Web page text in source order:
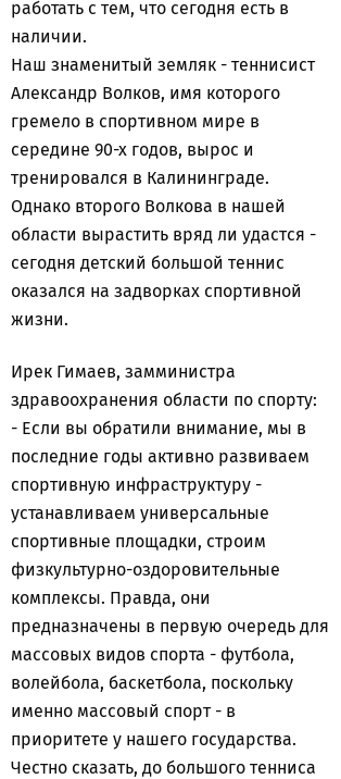
работать с тем, что сегодня есть в
наличии.
Наш знаменитый земляк - теннисист
Александр Волков, имя которого
гремело в спортивном мире в
середине 90-х годов, вырос и
тренировался в Калининграде.
Однако второго Волкова в нашей
области вырастить вряд ли удастся -
сегодня детский большой теннис
оказался на задворках спортивной
жизни.
Ирек Гимаев, замминистра
здравоохранения области по спорту:
- Если вы обратили внимание, мы в
последние годы активно развиваем
спортивную инфраструктуру -
устанавливаем универсальные
спортивные площадки, строим
физкультурно-оздоровительные
комплексы. Правда, они
предназначены в первую очередь для
массовых видов спорта - футбола,
волейбола, баскетбола, поскольку
именно массовый спорт - в
приоритете у нашего государства.
Честно сказать, до большого тенниса